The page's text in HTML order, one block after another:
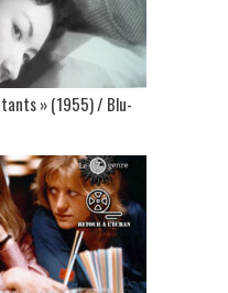
» (1955) / Blu-